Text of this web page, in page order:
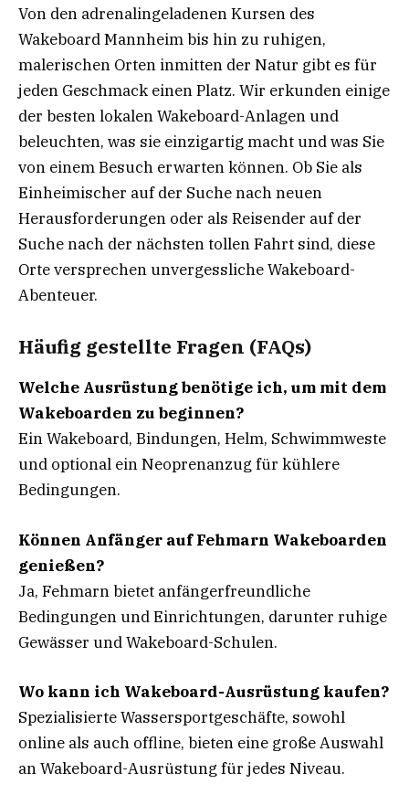
Von den adrenalingeladenen Kursen des
Wakeboard Mannheim bis hin zu ruhigen,
malerischen Orten inmitten der Natur gibt es für
jeden Geschmack einen Platz. Wir erkunden einige
der besten lokalen Wakeboard-Anlagen und
beleuchten, was sie einzigartig macht und was Sie
von einem Besuch erwarten können. Ob Sie als
Einheimischer auf der Suche nach neuen
Herausforderungen oder als Reisender auf der
Suche nach der nächsten tollen Fahrt sind, diese
Orte versprechen unvergessliche Wakeboard-
Abenteuer.
Häufig gestellte Fragen (FAQs)
Welche Ausrüstung benötige ich, um mit dem
Wakeboarden zu beginnen?
Ein Wakeboard, Bindungen, Helm, Schwimmweste
und optional ein Neoprenanzug für kühlere
Bedingungen.
Können Anfänger auf Fehmarn Wakeboarden
genießen?
Ja, Fehmarn bietet anfängerfreundliche
Bedingungen und Einrichtungen, darunter ruhige
Gewässer und Wakeboard-Schulen.
Wo kann ich Wakeboard-Ausrüstung kaufen?
Spezialisierte Wassersportgeschäfte, sowohl
online als auch offline, bieten eine große Auswahl
an Wakeboard-Ausrüstung für jedes Niveau.